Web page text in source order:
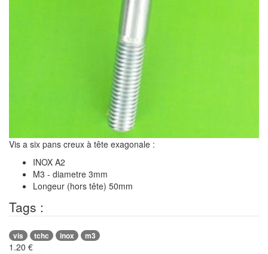
Vis a six pans creux à tête exagonale :
INOX A2
M3 - diametre 3mm
Longeur (hors tête) 50mm
Tags :
vis tchc inox m3
1.20 €